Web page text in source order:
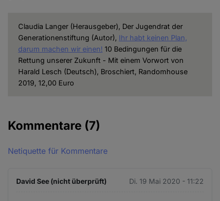
Claudia Langer (Herausgeber), Der Jugendrat der
Generationenstiftung (Autor), Ihr habt keinen Plan,
darum machen wir einen! 10 Bedingungen für die
Rettung unserer Zukunft - Mit einem Vorwort von
Harald Lesch (Deutsch), Broschiert, Randomhouse
2019, 12,00 Euro
Kommentare (7)
Netiquette für Kommentare
David See (nicht überprüft) Di. 19 Mai 2020 - 11:22